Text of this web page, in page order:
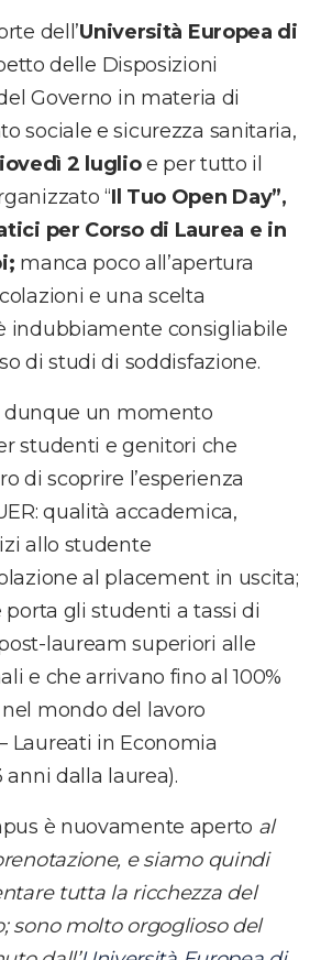
dell’Università Europea di
delle Disposizioni
Governo in materia di
sociale e sicurezza sanitaria,
2 luglioe per tutto il
“Il Tuo Open Day”,
per Corso di Laurea e in
manca poco all’apertura
e una scelta
indubbiamente consigliabile
di studi di soddisfazione.
dunque un momento
studenti e genitori che
di scoprire l’esperienza
qualità accademica,
allo studente
al placement in uscita;
porta gli studenti a tassi di
lauream superiori alle
e che arrivano fino al 100%
mondo del lavoro
Laureati in Economia
anni dalla laurea).
è nuovamente aperto al
e siamo quindi
tutta la ricchezza del
sono molto orgoglioso del